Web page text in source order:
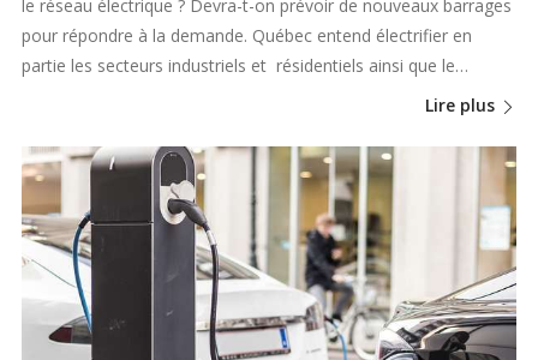
le réseau électrique ? Devra-t-on prévoir de nouveaux barrages
pour répondre à la demande. Québec entend électrifier en
partie les secteurs industriels et résidentiels ainsi que le…
Lire plus